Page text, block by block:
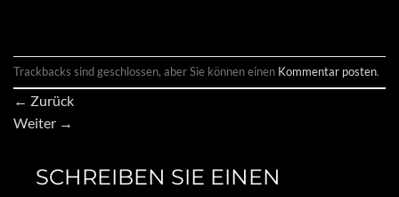
Trackbacks sind geschlossen, aber Sie können einen Kommentar posten.
← Zurück
Weiter →
SCHREIBEN SIE EINEN